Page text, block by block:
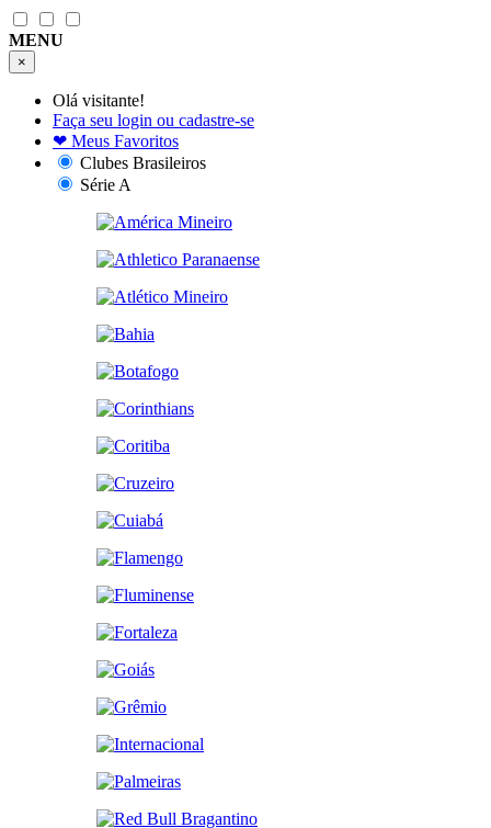
MENU
×
Olá visitante!
Faça seu login ou cadastre-se
❤ Meus Favoritos
Clubes Brasileiros
Série A